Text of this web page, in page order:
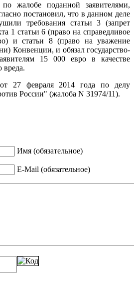
жалобе поданной заявителями,
постановил, что в данном деле
требования статьи 3 (запрет
1 статьи 6 (право на справедливое
и статьи 8 (право на уважение
Конвенции, и обязал государство-
15 000 евро в качестве
вреда.
27 февраля 2014 года по делу
России" (жалоба N 31974/11).
Имя (обязательное)
E-Mail (обязательное)